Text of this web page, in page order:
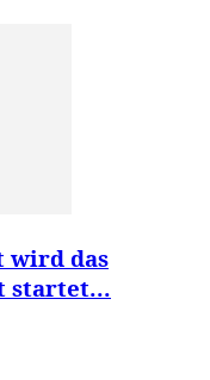
wird das
startet...